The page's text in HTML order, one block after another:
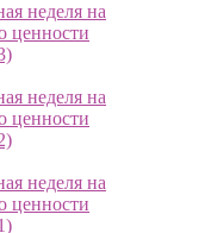
неделя на
ценности
неделя на
ценности
неделя на
ценности